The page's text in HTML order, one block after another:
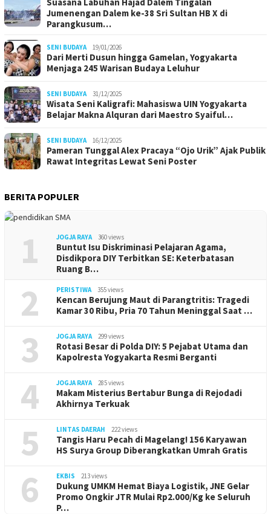
Jumenengan Dalem ke-38 Sri Sultan HB X di
Parangkusum…
SENI BUDAYA 19/01/2026
Dari Merti Dusun hingga Gamelan, Yogyakarta
Menjaga 245 Warisan Budaya Leluhur
SENI BUDAYA 31/12/2025
Wisata Seni Kaligrafi: Mahasiswa UIN Yogyakarta
Belajar Makna Alquran dari Maestro Syaiful…
SENI BUDAYA 16/12/2025
Pameran Tunggal Alex Pracaya “Ojo Urik” Ajak Publik
Rawat Integritas Lewat Seni Poster
BERITA POPULER
1 JOGJA RAYA 360 views
Buntut Isu Diskriminasi Pelajaran Agama,
Disdikpora DIY Terbitkan SE: Keterbatasan
Ruang B…
2 PERISTIWA 355 views
Kencan Berujung Maut di Parangtritis: Tragedi
Kamar 30 Ribu, Pria 70 Tahun Meninggal Saat …
3 JOGJA RAYA 299 views
Rotasi Besar di Polda DIY: 5 Pejabat Utama dan
Kapolresta Yogyakarta Resmi Berganti
4 JOGJA RAYA 285 views
Makam Misterius Bertabur Bunga di Rejodadi
Akhirnya Terkuak
5 LINTAS DAERAH 222 views
Tangis Haru Pecah di Magelang! 156 Karyawan
HS Surya Group Diberangkatkan Umrah Gratis
6 EKBIS 213 views
Dukung UMKM Hemat Biaya Logistik, JNE Gelar
Promo Ongkir JTR Mulai Rp2.000/Kg ke Seluruh
P…